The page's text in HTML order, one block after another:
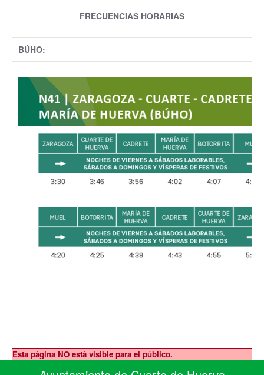
FRECUENCIAS HORARIAS
BÚHO:
Esta página NO está visible para el público.